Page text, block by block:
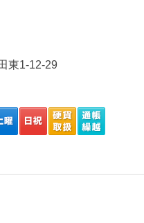
東1-12-29